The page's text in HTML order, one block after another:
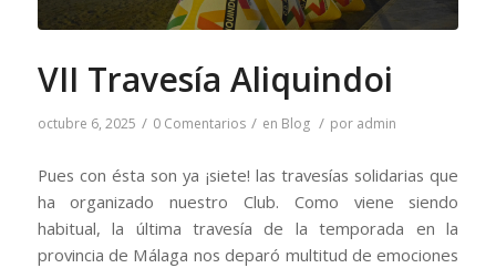
VII Travesía Aliquindoi
octubre 6, 2025 / 0 Comentarios / en Blog / por admin
Pues con ésta son ya ¡siete! las travesías solidarias que
ha organizado nuestro Club. Como viene siendo
habitual, la última travesía de la temporada en la
provincia de Málaga nos deparó multitud de emociones